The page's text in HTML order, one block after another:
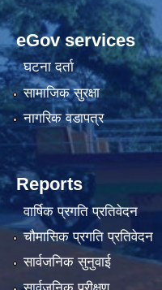
eGov services
घटना दर्ता
सामाजिक सुरक्षा
नागरिक वडापत्र
Reports
वार्षिक प्रगति प्रतिवेदन
चौमासिक प्रगति प्रतिवेदन
सार्वजनिक सुनुवाई